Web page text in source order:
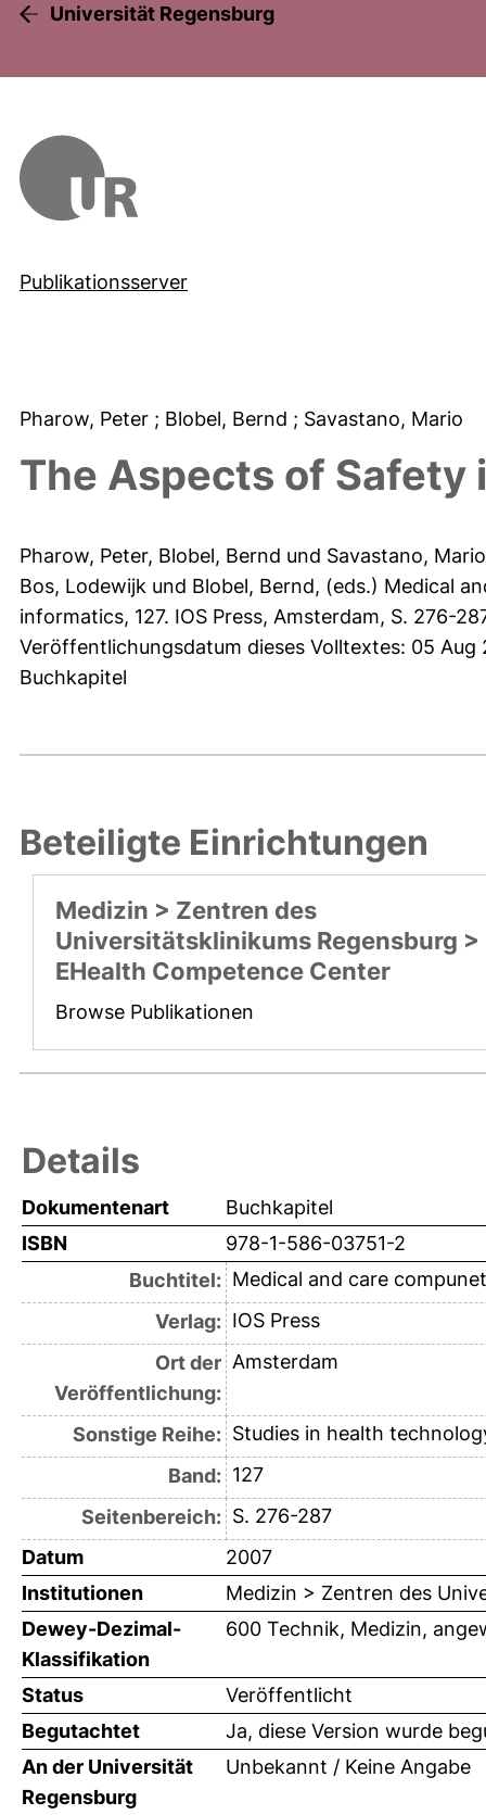
Universität Regensburg
Publikationsserver
Pharow, Peter ; Blobel, Bernd ; Savastano, Mario
The Aspects of Safety
Pharow, Peter, Blobel, Bernd und Savastano, Mario
Bos, Lodewijk und Blobel, Bernd, (eds.) Medical
informatics, 127. IOS Press, Amsterdam, S. 276-
Veröffentlichungsdatum dieses Volltextes: 05 Aug
Buchkapitel
Beteiligte Einrichtungen
Medizin > Zentren des
Universitätsklinikums Regensburg >
EHealth Competence Center
Browse Publikationen
Details
Dokumentenart
Buchkapitel
ISBN
978-1-586-03751-2
Buchtitel: Medical and care
Verlag: IOS Press
Ort der
Veröffentlichung:
Amsterdam
Sonstige Reihe: Studies in health
Band: 127
Seitenbereich: S. 276-287
Datum
2007
Institutionen
Medizin > Zentren des
Dewey-Dezimal-
Klassifikation
600 Technik, Medizin,
Status
Veröffentlicht
Begutachtet
Ja, diese Version wurde
An der Universität
Regensburg
Unbekannt / Keine Angabe